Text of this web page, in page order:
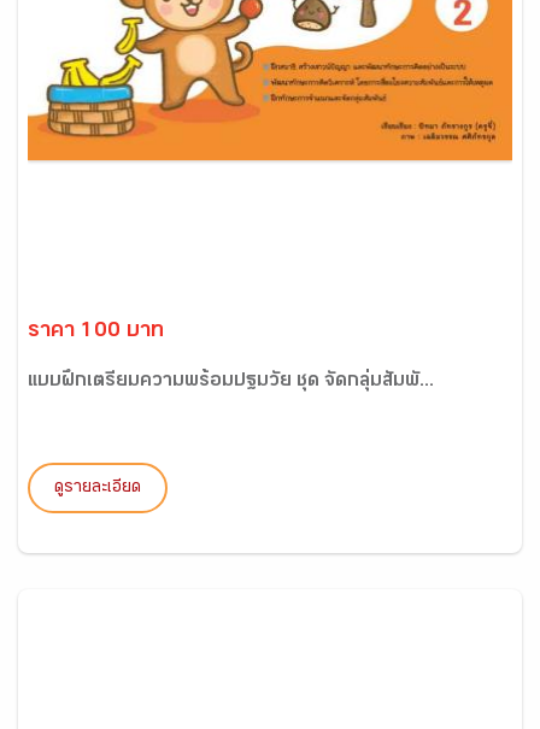
ราคา 100 บาท
แบบฝึกเตรียมความพร้อมปฐมวัย ชุด จัดกลุ่มสัมพั...
ดูรายละเอียด